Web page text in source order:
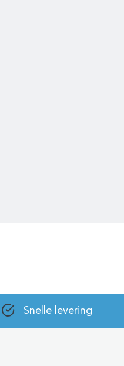
Snelle levering